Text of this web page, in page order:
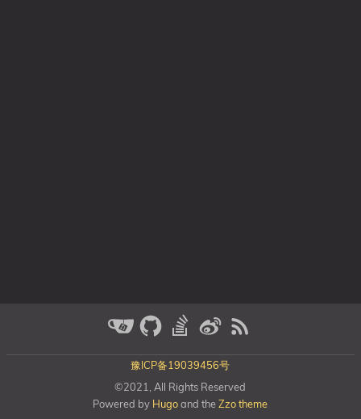
豫ICP备19039456号
©2021, All Rights Reserved
Powered by Hugoand theZzo theme